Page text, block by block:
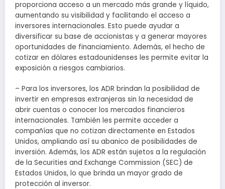
proporciona acceso a un mercado más grande y líquido,
aumentando su visibilidad y facilitando el acceso a
inversores internacionales. Esto puede ayudar a
diversificar su base de accionistas y a generar mayores
oportunidades de financiamiento. Además, el hecho de
cotizar en dólares estadounidenses les permite evitar la
exposición a riesgos cambiarios.
– Para los inversores, los ADR brindan la posibilidad de
invertir en empresas extranjeras sin la necesidad de
abrir cuentas o conocer los mercados financieros
internacionales. También les permite acceder a
compañías que no cotizan directamente en Estados
Unidos, ampliando así su abanico de posibilidades de
inversión. Además, los ADR están sujetos a la regulación
de la Securities and Exchange Commission (SEC) de
Estados Unidos, lo que brinda un mayor grado de
protección al inversor.